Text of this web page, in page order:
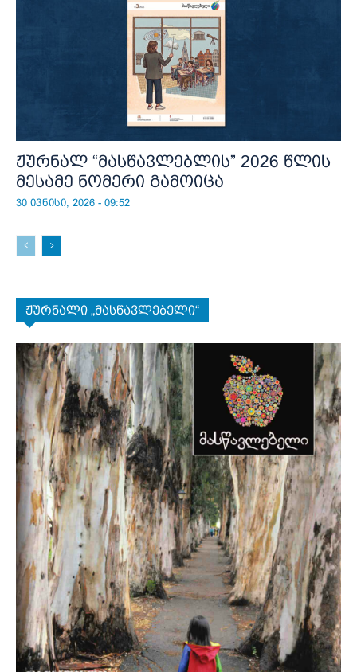
ჟურნალ “მასწავლებლის” 2026 წლის
მესამე ნომერი გამოიცა
30 ივნისი, 2026 - 09:52
ჟურნალი „მასწავლებელი“